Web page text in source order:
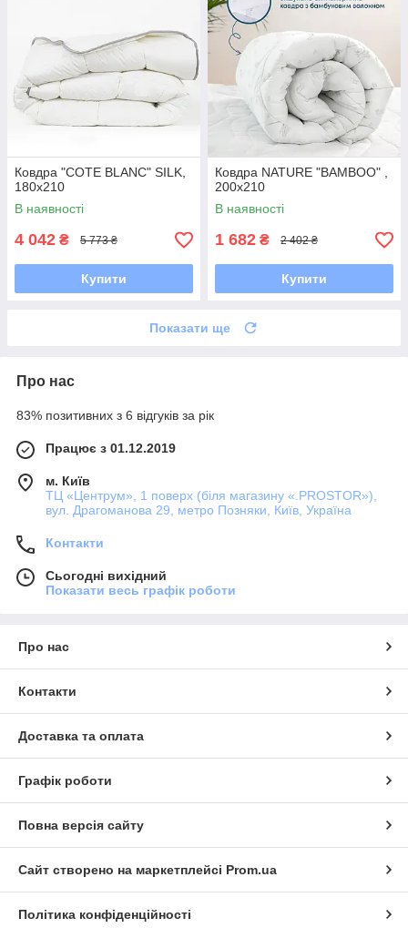
Ковдра "COTE BLANC" SILK,
180x210
В наявності
4 042 ₴ 5 773 ₴
Купити
Ковдра NATURE "BAMBOO" ,
200x210
В наявності
1 682 ₴ 2 402 ₴
Купити
Показати ще
Про нас
83% позитивних з 6 відгуків за рік
Працює з 01.12.2019
м. Київ
ТЦ «Центрум», 1 поверх (біля магазину «.PROSTOR»),
вул. Драгоманова 29, метро Позняки, Київ, Україна
Контакти
Сьогодні вихідний
Показати весь графік роботи
Про нас
Контакти
Доставка та оплата
Графік роботи
Повна версія сайту
Сайт створено на маркетплейсі Prom.ua
Політика конфіденційності